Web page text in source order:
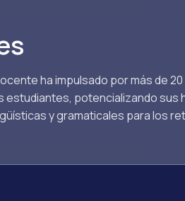
ha impulsado por más de
estudiantes, potencializando sus
y gramaticales para los